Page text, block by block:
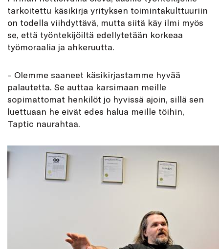
tarkoitettu käsikirja yrityksen toimintakulttuuriin
on todella viihdyttävä, mutta siitä käy ilmi myös
se, että työntekijöiltä edellytetään korkeaa
työmoraalia ja ahkeruutta.
– Olemme saaneet käsikirjastamme hyvää
palautetta. Se auttaa karsimaan meille
sopimattomat henkilöt jo hyvissä ajoin, sillä sen
luettuaan he eivät edes halua meille töihin,
Taptic naurahtaa.